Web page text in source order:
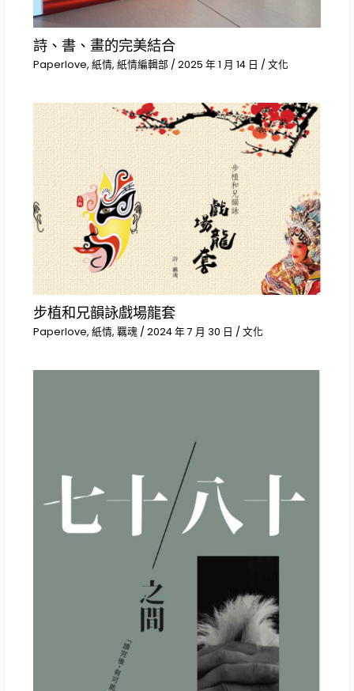
詩、書、畫的完美結合
Paperlove, 紙情, 紙情編輯部 / 2025 年 1 月 14 日 / 文化
步植和兄韻詠戲場龍套
Paperlove, 紙情, 羈魂 / 2024 年 7 月 30 日 / 文化